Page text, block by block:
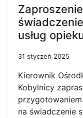
usług
31 styczeń 2025
Kierownik
Kobylnicy
na świadczenie